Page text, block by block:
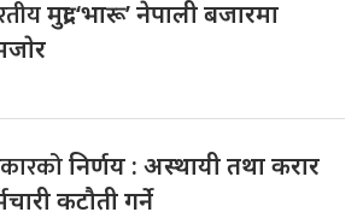
मुद्रा ‘भारू’ नेपाली बजारमा
निर्णय : अस्थायी तथा करार
कटौती गर्ने